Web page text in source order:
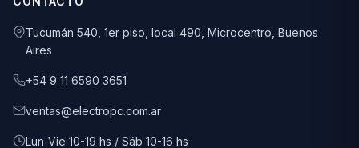
Tucumán 540, 1er piso, local 490, Microcentro, Buenos
Aires
+54 9 11 6590 3651
ventas@electropc.com.ar
Lun-Vie 10-19 hs / Sáb 10-16 hs